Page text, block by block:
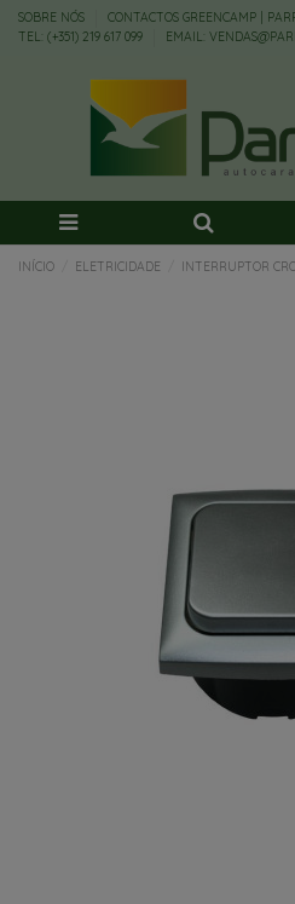
SOBRE NÓS
CONTACTOS GREENCAMP |
TEL: (+351) 219 617 099
EMAIL:
INÍCIO ELETRICIDADE INTERRUPTOR